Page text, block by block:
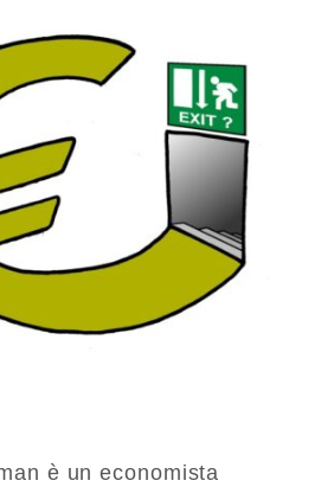
è un economista